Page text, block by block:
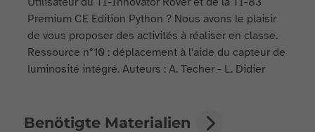
Premium CE Edition Python ? Nous avons le plaisir
de vous proposer des activités à réaliser en classe.
Ressource n°10 : déplacement à l'aide du capteur de
luminosité intégré. Auteurs : A. Techer - L. Didier
Benötigte Materialien